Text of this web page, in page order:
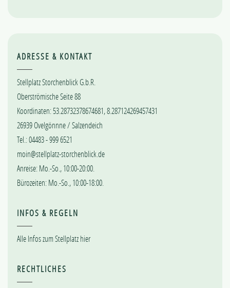
ADRESSE & KONTAKT
Stellplatz Storchenblick G.b.R.
Oberströmische Seite 88
Koordinaten: 53.28732378674681, 8.287124269457431
26939 Ovelgönnne / Salzendeich
Tel.: 04483 - 999 6521
moin@stellplatz-storchenblick.de
Anreise: Mo.-So., 10:00-20:00.
Bürozeiten: Mo.-So., 10:00-18:00.
INFOS & REGELN
Alle Infos zum Stellplatz hier
RECHTLICHES